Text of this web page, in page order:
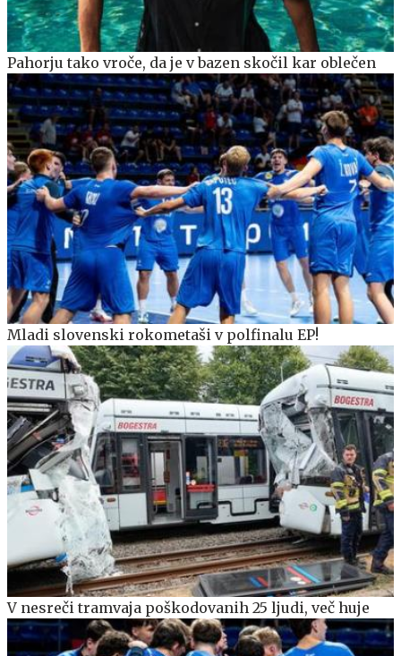
Pahorju tako vroče, da je v bazen skočil kar oblečen
Mladi slovenski rokometaši v polfinalu EP!
V nesreči tramvaja poškodovanih 25 ljudi, več huje